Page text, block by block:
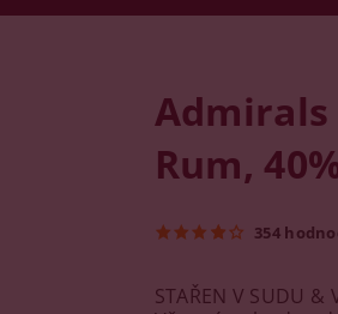
Admirals
Rum,
354
STAŘEN V SUDU